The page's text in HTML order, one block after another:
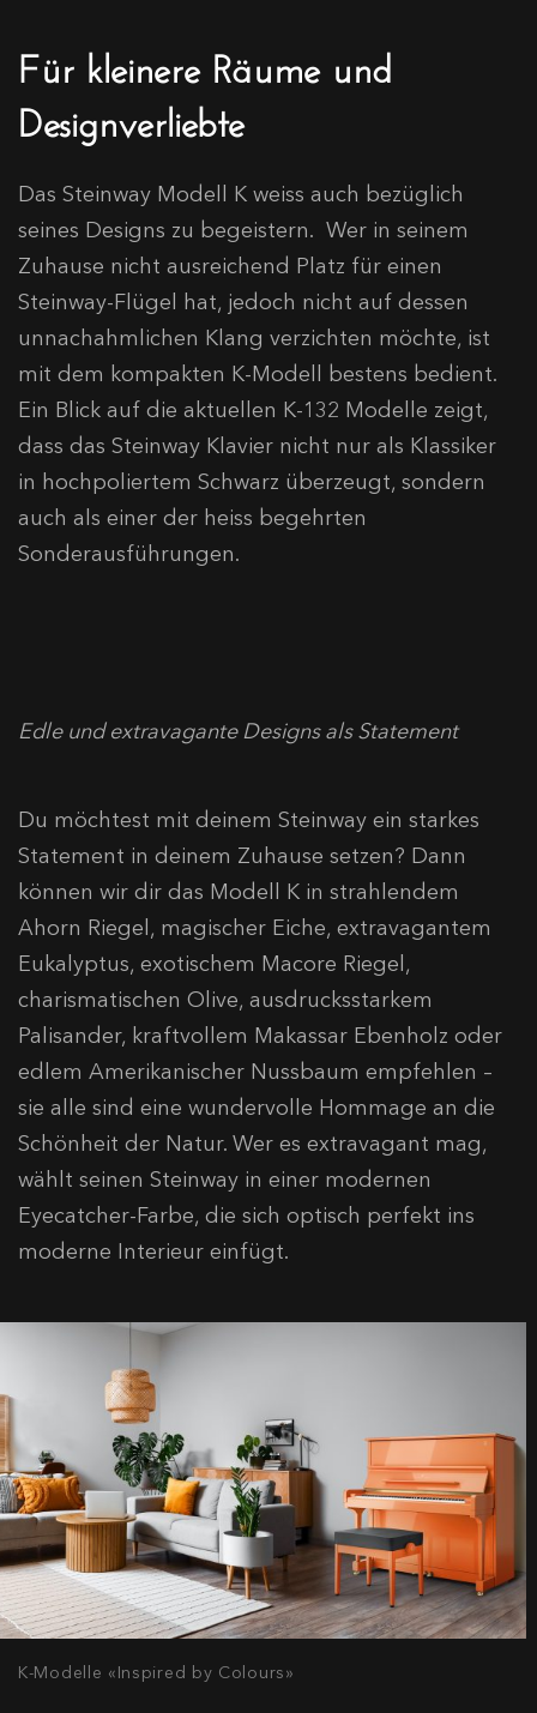
Für kleinere Räume und
Designverliebte
Das Steinway Modell K weiss auch bezüglich
seines Designs zu begeistern. Wer in seinem
Zuhause nicht ausreichend Platz für einen
Steinway-Flügel hat, jedoch nicht auf dessen
unnachahmlichen Klang verzichten möchte, ist
mit dem kompakten K-Modell bestens bedient.
Ein Blick auf die aktuellen K-132 Modelle zeigt,
dass das Steinway Klavier nicht nur als Klassiker
in hochpoliertem Schwarz überzeugt, sondern
auch als einer der heiss begehrten
Sonderausführungen.
Edle und extravagante Designs als Statement
Du möchtest mit deinem Steinway ein starkes
Statement in deinem Zuhause setzen? Dann
können wir dir das Modell K in strahlendem
Ahorn Riegel, magischer Eiche, extravagantem
Eukalyptus, exotischem Macore Riegel,
charismatischen Olive, ausdrucksstarkem
Palisander, kraftvollem Makassar Ebenholz oder
edlem Amerikanischer Nussbaum empfehlen –
sie alle sind eine wundervolle Hommage an die
Schönheit der Natur. Wer es extravagant mag,
wählt seinen Steinway in einer modernen
Eyecatcher-Farbe, die sich optisch perfekt ins
moderne Interieur einfügt.
K-Modelle «Inspired by Colours»